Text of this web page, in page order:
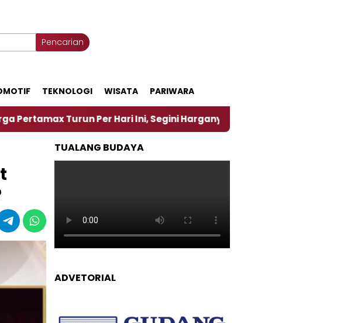
Pencarian
TEKNOLOGI WISATA PARIWARA
Per Hari Ini, Segini Harganya ‎Nasirun Maestro Lukis Pemadu
TUALANG BUDAYA
ADVETORIAL